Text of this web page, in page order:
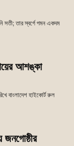
সতী; তার স্বর্গে গমন একদম
আশঙ্কা
বাংলাদেশ হাইকোর্ট রুল
জনগোষ্ঠীর